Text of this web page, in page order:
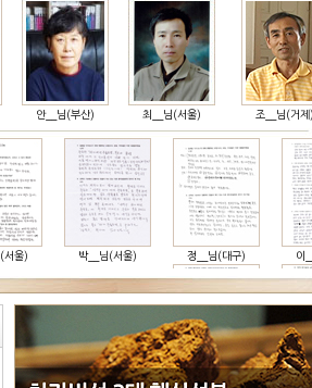
안__님(부산) 최__님(서울) 조__님(거제)
이__님(서울)
박__님(서울) 정__님(대구) 이__님(부
전__님(창원) 이__님(부